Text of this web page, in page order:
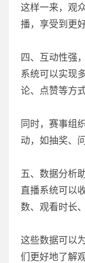
这样一来，观
播，享受到更
四、互动性强
系统可以实现
论、点赞等方
同时，赛事组
动，如抽奖、
五、数据分析
直播系统可以
数、观看时长
这些数据可以
们更好地了解